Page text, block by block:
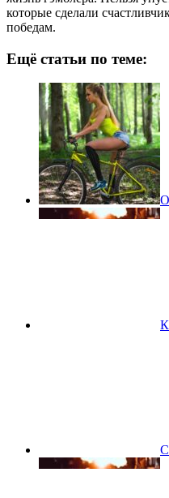
которые сделали
победам.
Ещё статьи по теме: